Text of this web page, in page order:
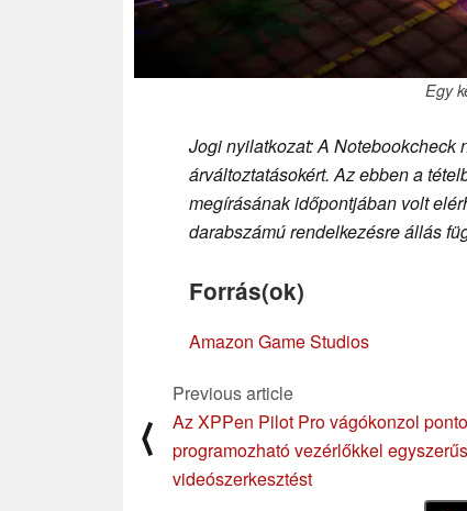
Egy
Jogi nyilatkozat: A Notebookcheck
árváltoztatásokért. Az ebben a
megírásának időpontjában volt
darabszámú rendelkezésre állás
Forrás(ok)
Amazon Game Studios
⟨
Previous article
Az XPPen Pilot Pro vágókonzol
programozható vezérlőkkel
videószerkesztést